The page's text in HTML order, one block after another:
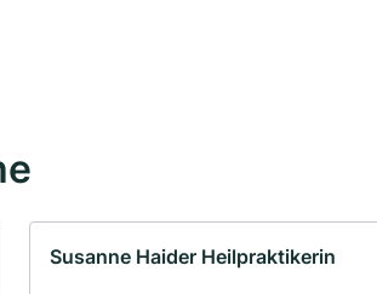
Susanne Haider Heilpraktikerin